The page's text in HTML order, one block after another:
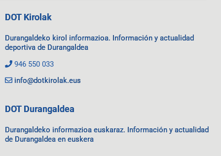
DOT Kirolak
Durangaldeko kirol informazioa. Información y actualidad
deportiva de Durangaldea
946 550 033
info@dotkirolak.eus
DOT Durangaldea
Durangaldeko informazioa euskaraz. Información y actualidad
de Durangaldea en euskera